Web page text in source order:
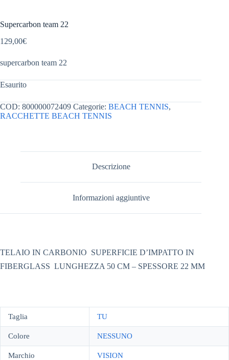
Supercarbon team 22
129,00€
supercarbon team 22
Esaurito
COD: 800000072409 Categorie: BEACH TENNIS,
RACCHETTE BEACH TENNIS
Descrizione
Informazioni aggiuntive
TELAIO IN CARBONIO  SUPERFICIE D’IMPATTO IN
FIBERGLASS  LUNGHEZZA 50 CM – SPESSORE 22 MM
Taglia TU
Colore NESSUNO
Marchio VISION